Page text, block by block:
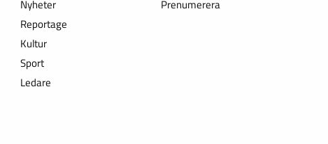
Nyheter
Reportage
Kultur
Sport
Ledare
Prenumerera